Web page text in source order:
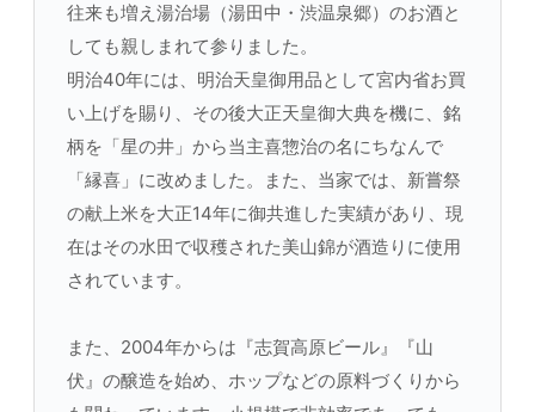
往来も増え湯治場（湯田中・渋温泉郷）のお酒と
しても親しまれて参りました。
明治40年には、明治天皇御用品として宮内省お買
い上げを賜り、その後大正天皇御大典を機に、銘
柄を「星の井」から当主喜惣治の名にちなんで
「縁喜」に改めました。また、当家では、新嘗祭
の献上米を大正14年に御共進した実績があり、現
在はその水田で収穫された美山錦が酒造りに使用
されています。
また、2004年からは『志賀高原ビール』『山
伏』の醸造を始め、ホップなどの原料づくりから